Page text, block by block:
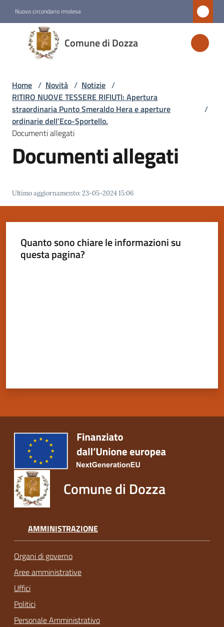
Nuovo circondario imolese
Comune di Dozza
Comune
di
Dozza
Amministrazione
Novità
Menu selezionato
Home / Novità / Notizie /
RITIRO NUOVE TESSERE RIFIUTI: Apertura
straordinaria Punto Smeraldo Hera e aperture
ordinarie dell’Eco-Sportello.
/
Documenti allegati
Documenti allegati
Ultimo aggiornamento:23-05-2024 15:06
Quanto sono chiare le informazioni su
questa pagina?
Comune di Dozza
AMMINISTRAZIONE
Organi di governo
Aree amministrative
Uffici
Politici
Personale Amministrativo